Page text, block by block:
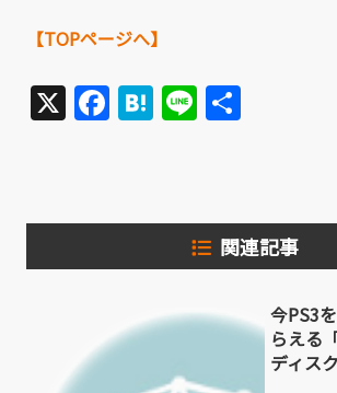
【TOPページへ】
X Facebook
Hatena
Line
関連記事
今PS3
らえる
ディスク